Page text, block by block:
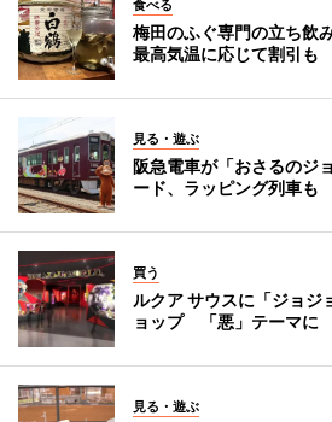
食べる
梅田のふぐ専門の立ち飲
最高気温に応じて割引も
見る・遊ぶ
阪急電車が「おさるの
ード、ラッピング列車も
買う
ルクア サウスに「ジョジ
ョップ 「悪」テーマに
見る・遊ぶ